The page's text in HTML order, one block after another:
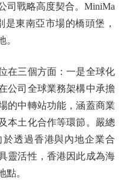
司戰略高度契合。MiniMa
東南亞市場的橋頭堡，
。
三個方面：一是全球化
公司全球業務架構中承擔
的中轉站功能，涵蓋商業
本土化合作等環節。嚴總
透過香港與內地企業合
靈活性，香港因此成為海
點。